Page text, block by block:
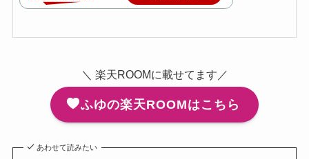
＼ 楽天ROOMに載せてます／
ふゆの楽天ROOMはこちら
あわせて読みたい